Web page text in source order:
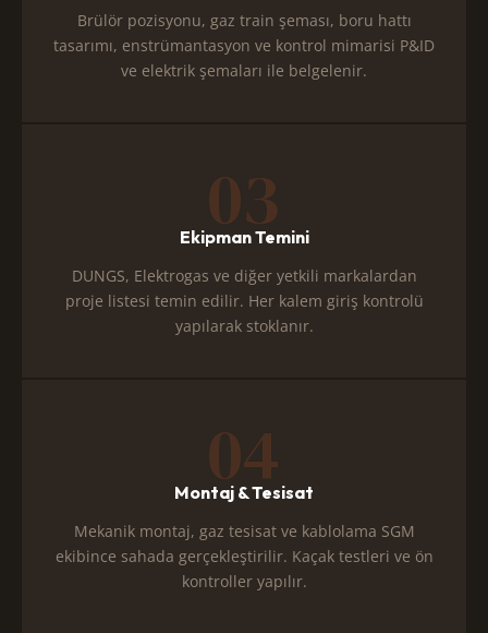
Brülör pozisyonu, gaz train şeması, boru hattı
tasarımı, enstrümantasyon ve kontrol mimarisi P&ID
ve elektrik şemaları ile belgelenir.
03
Ekipman Temini
DUNGS, Elektrogas ve diğer yetkili markalardan
proje listesi temin edilir. Her kalem giriş kontrolü
yapılarak stoklanır.
04
Montaj & Tesisat
Mekanik montaj, gaz tesisat ve kablolama SGM
ekibince sahada gerçekleştirilir. Kaçak testleri ve ön
kontroller yapılır.